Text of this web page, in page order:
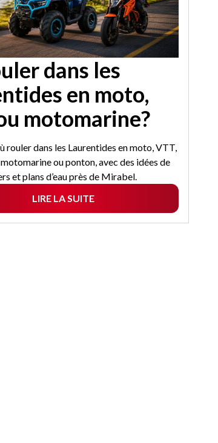
dans les
en moto,
motomarine?
rouler dans les Laurentides en moto, VTT,
ou ponton, avec des idées de
et plans d’eau près de Mirabel.
LIRE LA SUITE